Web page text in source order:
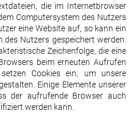
die im Internetbrowser
Computersystem des Nutzers
eine Website auf, so kann ein
Nutzers gespeichert werden.
Zeichenfolge, die eine
beim erneuten Aufrufen
Cookies ein, um unsere
Einige Elemente unserer
der aufrufende Browser auch
werden kann.